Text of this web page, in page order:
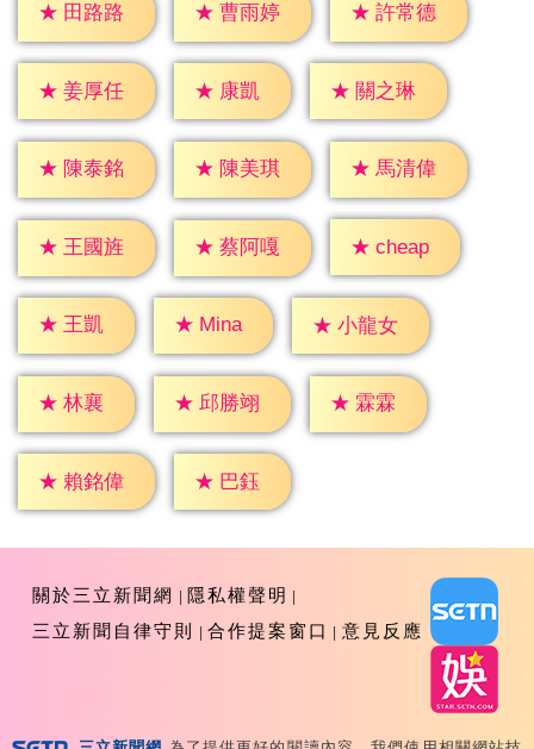
★ 田路路 ★ 曹雨婷 ★ 許常德
★ 姜厚任 ★ 康凱 ★ 關之琳
★ 陳泰銘 ★ 陳美琪 ★ 馬清偉
★ 王國旌 ★ 蔡阿嘎 ★ cheap
★ 王凱 ★ Mina ★ 小龍女
★ 林襄 ★ 邱勝翊 ★ 霖霖
★ 賴銘偉 ★ 巴鈺
關於三立新聞網
隱私權聲明
三立新聞自律守則
合作提案窗口 意見反應